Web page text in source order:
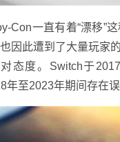
一直有着“漂移”这
因此遭到了大量玩家
态度。Switch于
至2023年期间存在